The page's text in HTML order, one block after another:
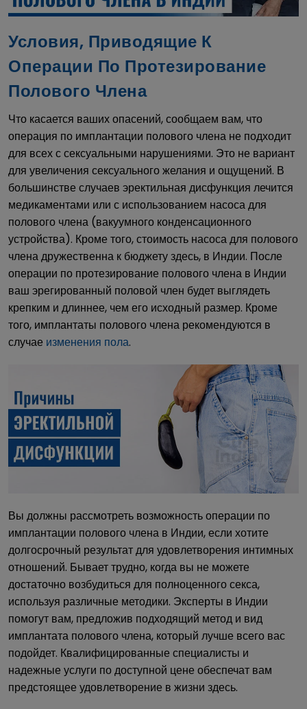
Условия, Приводящие К
Операции По Протезирование
Полового Члена
Что касается ваших опасений, сообщаем вам, что
операция по имплантации полового члена не подходит
для всех с сексуальными нарушениями. Это не вариант
для увеличения сексуального желания и ощущений. В
большинстве случаев эректильная дисфункция лечится
медикаментами или с использованием насоса для
полового члена (вакуумного конденсационного
устройства). Кроме того, стоимость насоса для полового
члена дружественна к бюджету здесь, в Индии. После
операции по протезирование полового члена в Индии
ваш эрегированный половой член будет выглядеть
крепким и длиннее, чем его исходный размер. Кроме
того, имплантаты полового члена рекомендуются в
случае изменения пола.
Вы должны рассмотреть возможность операции по
имплантации полового члена в Индии, если хотите
долгосрочный результат для удовлетворения интимных
отношений. Бывает трудно, когда вы не можете
достаточно возбудиться для полноценного секса,
используя различные методики. Эксперты в Индии
помогут вам, предложив подходящий метод и вид
имплантата полового члена, который лучше всего вас
подойдет. Квалифицированные специалисты и
надежные услуги по доступной цене обеспечат вам
предстоящее удовлетворение в жизни здесь.